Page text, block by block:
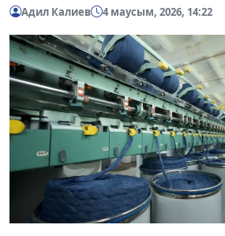
Адил Калиев 4 маусым, 2026, 14:22